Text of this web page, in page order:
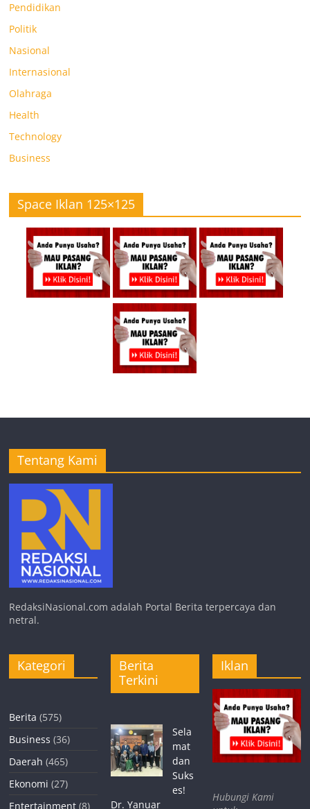
Pendidikan
Politik
Nasional
Internasional
Olahraga
Health
Technology
Business
Space Iklan 125×125
Tentang Kami
RedaksiNasional.com adalah Portal Berita terpercaya dan
netral.
Kategori
Berita (575)
Business (36)
Daerah (465)
Ekonomi (27)
Entertainment (8)
Berita
Terkini
Sela
mat
dan
Suks
es!
Dr. Yanuar
Iklan
Hubungi Kami